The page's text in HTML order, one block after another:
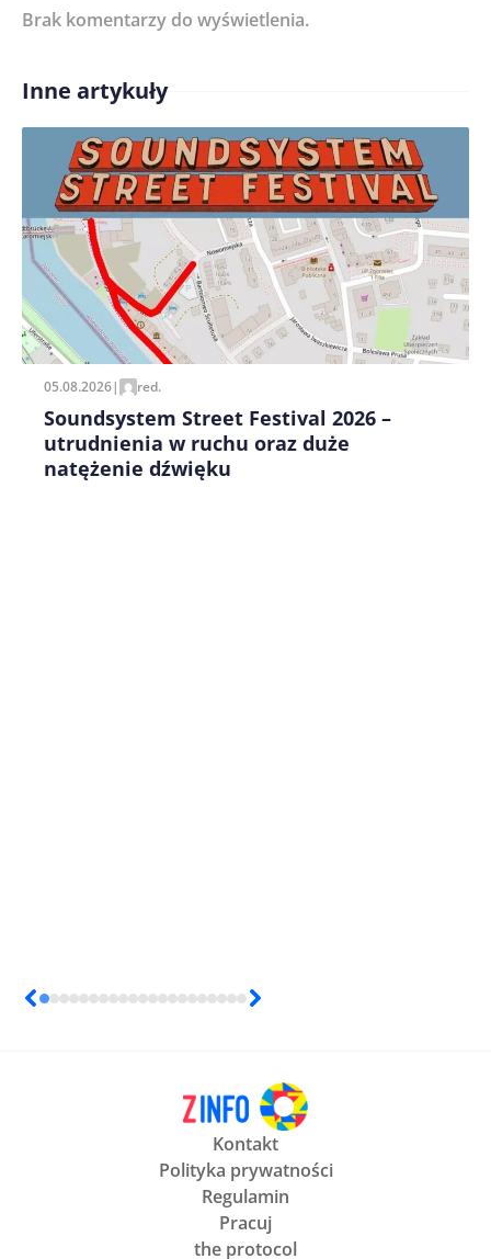
Treść komentarza*
Imię/ Nick*
Zapamiętaj moje dane w tej przeglądarce podczas
pisania kolejnych komentarzy.
Brak komentarzy do wyświetlenia.
Inne artykuły
05.08.2026| red.
Soundsystem Street Festival 2026 –
utrudnienia w ruchu oraz duże
natężenie dźwięku
Kontakt
Polityka prywatności
Regulamin
Pracuj
the protocol